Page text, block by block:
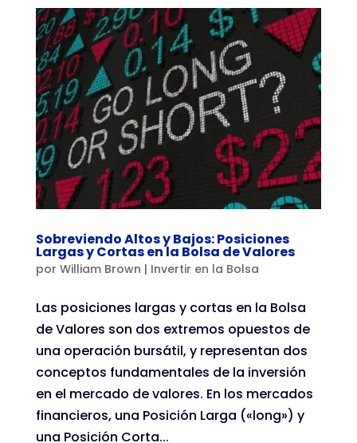
Sobreviendo Altos y Bajos: Posiciones
Largas y Cortas en la Bolsa de Valores
por William Brown | Invertir en la Bolsa
Las posiciones largas y cortas en la Bolsa
de Valores son dos extremos opuestos de
una operación bursátil, y representan dos
conceptos fundamentales de la inversión
en el mercado de valores. En los mercados
financieros, una Posición Larga («long») y
una Posición Corta...